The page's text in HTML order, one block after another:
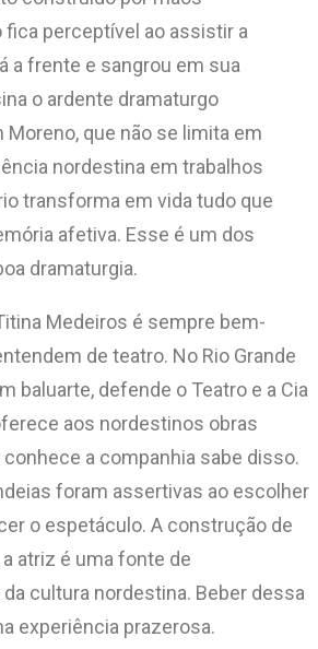
fica perceptível ao assistir a
a frente e sangrou em sua
o ardente dramaturgo
que não se limita em
nordestina em trabalhos
transforma em vida tudo que
afetiva. Esse é um dos
dramaturgia.
Medeiros é sempre bem-
de teatro. No Rio Grande
baluarte, defende o Teatro e a Cia
aos nordestinos obras
a companhia sabe disso.
foram assertivas ao escolher
o espetáculo. A construção de
atriz é uma fonte de
cultura nordestina. Beber dessa
experiência prazerosa.